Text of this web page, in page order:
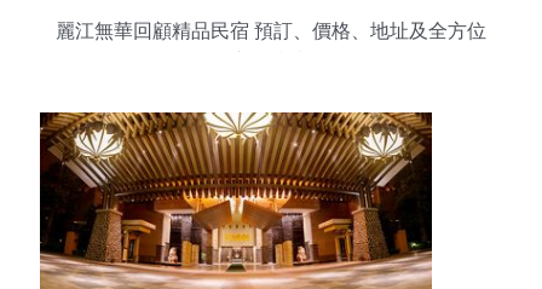
麗江無華回顧精品民宿 預訂、價格、地址及全方位